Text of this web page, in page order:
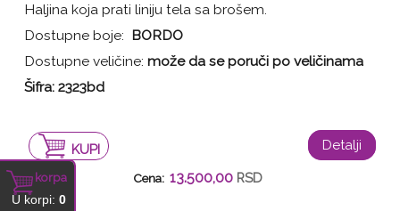
korpa
U korpi: 0
Haljina koja prati liniju tela sa brošem.
Dostupne boje: BORDO
Dostupne veličine: može da se poruči po veličinama
Šifra:2323bd
KUPI Detalji
Cena: 13.500,00 RSD